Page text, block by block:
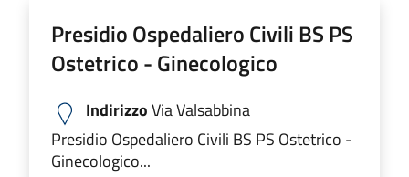
Presidio Ospedaliero Civili BS PS
Ostetrico - Ginecologico
IndirizzoVia Valsabbina
Presidio Ospedaliero Civili BS PS Ostetrico -
Ginecologico...